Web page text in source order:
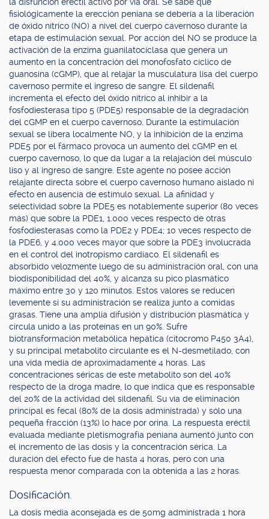
fisiológicamente la erección peniana se debería a la liberación
de óxido nítrico (NO) a nivel del cuerpo cavernoso durante la
etapa de estimulación sexual. Por acción del NO se produce la
activación de la enzima guanilatociclasa que genera un
aumento en la concentración del monofosfato cíclico de
guanosina (cGMP), que al relajar la musculatura lisa del cuerpo
cavernoso permite el ingreso de sangre. El sildenafil
incrementa el efecto del óxido nítrico al inhibir a la
fosfodiesterasa tipo 5 (PDE5) responsable de la degradación
del cGMP en el cuerpo cavernoso. Durante la estimulación
sexual se libera localmente NO, y la inhibición de la enzima
PDE5 por el fármaco provoca un aumento del cGMP en el
cuerpo cavernoso, lo que da lugar a la relajación del músculo
liso y al ingreso de sangre. Este agente no posee acción
relajante directa sobre el cuerpo cavernoso humano aislado ni
efecto en ausencia de estímulo sexual. La afinidad y
selectividad sobre la PDE5 es notablemente superior (80 veces
más) que sobre la PDE1, 1.000 veces respecto de otras
fosfodiesterasas como la PDE2 y PDE4; 10 veces respecto de
la PDE6, y 4.000 veces mayor que sobre la PDE3 involucrada
en el control del inotropismo cardíaco. El sildenafil es
absorbido velozmente luego de su administración oral, con una
biodisponibilidad del 40%, y alcanza su pico plasmático
máximo entre 30 y 120 minutos. Estos valores se reducen
levemente si su administración se realiza junto a comidas
grasas. Tiene una amplia difusión y distribución plasmática y
circula unido a las proteínas en un 90%. Sufre
biotransformación metabólica hepática (citocromo P450 3A4),
y su principal metabolito circulante es el N-desmetilado, con
una vida media de aproximadamente 4 horas. Las
concentraciones séricas de este metabolito son del 40%
respecto de la droga madre, lo que indica que es responsable
del 20% de la actividad del sildenafil. Su vía de eliminación
principal es fecal (80% de la dosis administrada) y sólo una
pequeña fracción (13%) lo hace por orina. La respuesta eréctil
evaluada mediante pletismografía peniana aumentó junto con
el incremento de las dosis y la concentración sérica. La
duración del efecto fue de hasta 4 horas, pero con una
respuesta menor comparada con la obtenida a las 2 horas.
Dosificación.
La dosis media aconsejada es de 50mg administrada 1 hora